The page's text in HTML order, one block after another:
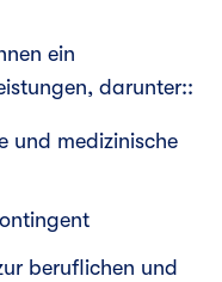
ein
darunter::
und medizinische
beruflichen und